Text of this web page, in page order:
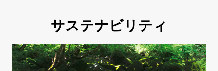
サステナビリティ